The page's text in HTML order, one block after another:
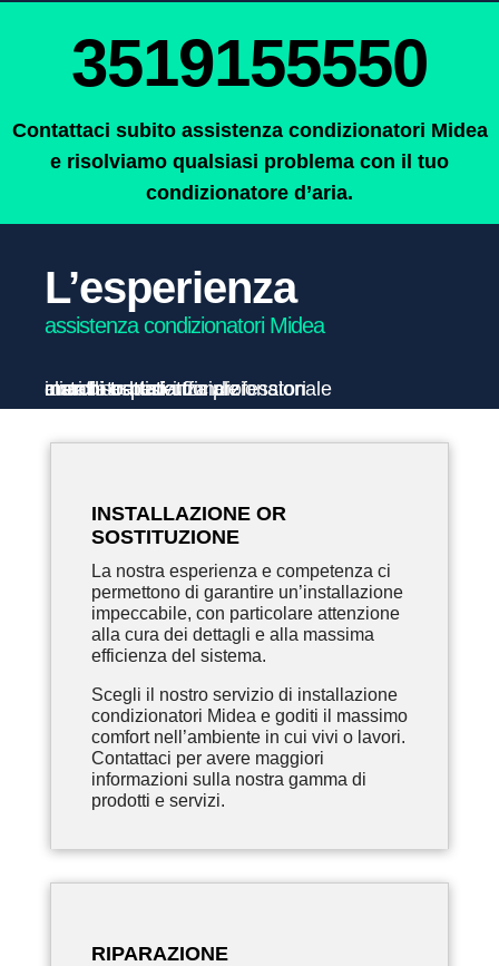
3519155550
Contattaci subito assistenza condizionatori Midea
e risolviamo qualsiasi problema con il tuo
condizionatore d’aria.
L’esperienza
assistenza condizionatori Midea
INSTALLAZIONE OR
SOSTITUZIONE
La nostra esperienza e competenza ci
permettono di garantire un’installazione
impeccabile, con particolare attenzione
alla cura dei dettagli e alla massima
efficienza del sistema.
Scegli il nostro servizio di installazione
condizionatori Midea e goditi il massimo
comfort nell’ambiente in cui vivi o lavori.
Contattaci per avere maggiori
informazioni sulla nostra gamma di
prodotti e servizi.
RIPARAZIONE